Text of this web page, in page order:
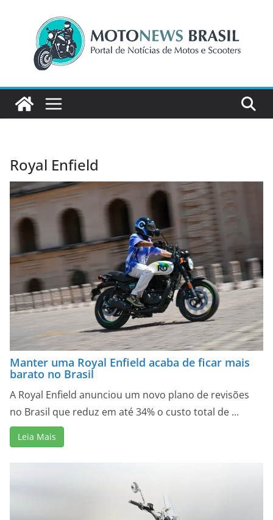
conteúdo
Royal Enfield
Manter uma Royal Enfield acaba de ficar mais
barato no Brasil
A Royal Enfield anunciou um novo plano de revisões
no Brasil que reduz em até 34% o custo total de ...
Leia Mais